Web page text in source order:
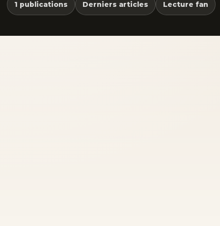
1 publications Derniers articles Lecture fan